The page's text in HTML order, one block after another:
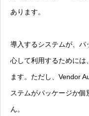
あります。
導入するシステムが、
心して利用するためには
ます。ただし、Vendor
ステムがパッケージか
ん。